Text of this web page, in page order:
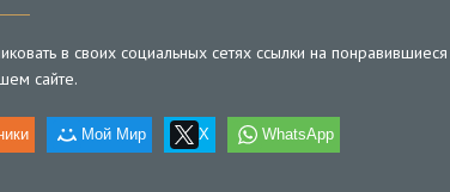
в своих социальных сетях ссылки на понравившиеся
сайте.
Мой Мир X WhatsApp